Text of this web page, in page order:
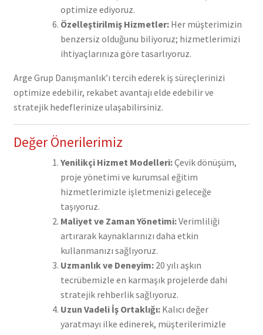
optimize ediyoruz.
Özelleştirilmiş Hizmetler:Her müşterimizin
benzersiz olduğunu biliyoruz; hizmetlerimizi
ihtiyaçlarınıza göre tasarlıyoruz.
Arge Grup Danışmanlık’ı tercih ederek iş süreçlerinizi
optimize edebilir, rekabet avantajı elde edebilir ve
stratejik hedeflerinize ulaşabilirsiniz.
Değer Önerilerimiz
Yenilikçi Hizmet Modelleri:Çevik dönüşüm,
proje yönetimi ve kurumsal eğitim
hizmetlerimizle işletmenizi geleceğe
taşıyoruz.
Maliyet ve Zaman Yönetimi:Verimliliği
artırarak kaynaklarınızı daha etkin
kullanmanızı sağlıyoruz.
Uzmanlık ve Deneyim:20 yılı aşkın
tecrübemizle en karmaşık projelerde dahi
stratejik rehberlik sağlıyoruz.
Uzun Vadeli İş Ortaklığı:Kalıcı değer
yaratmayı ilke edinerek, müşterilerimizle